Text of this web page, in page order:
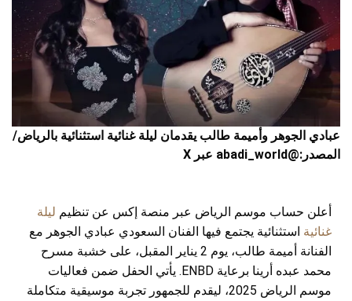
عبادي الجوهر وأميمة طالب يقدمان ليلة غنائية استثنائية بالرياض/
المصدر:@abadi_world عبر X
أعلن حساب موسم الرياض عبر منصة إكس عن تنظيم ليلة
غنائية استثنائية يجتمع فيها الفنان السعودي عبادي الجوهر مع
الفنانة أميمة طالب، يوم 2 يناير المقبل، على خشبة مسرح
محمد عبده أرينا برعاية ENBD. يأتي الحفل ضمن فعاليات
موسم الرياض 2025، ليقدم للجمهور تجربة موسيقية متكاملة